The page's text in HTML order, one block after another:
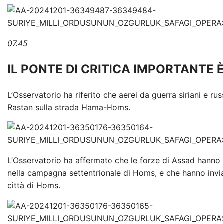
07.45
IL PONTE DI CRITICA IMPORTANTE
L’Osservatorio ha riferito che aerei da guerra siriani e
Rastan sulla strada Hama-Homs.
L’Osservatorio ha affermato che le forze di Assad
nella campagna settentrionale di Homs, e che hanno
città di Homs.